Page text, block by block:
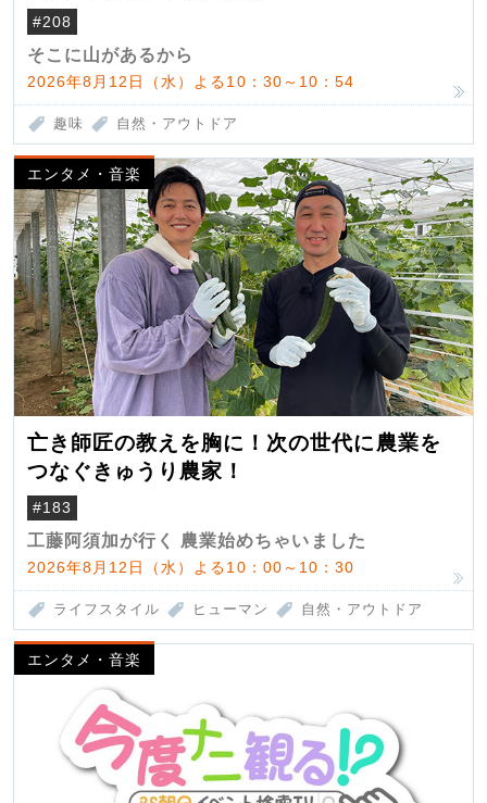
#208
そこに山があるから
2026年8月12日（水）よる10：30～10：54
趣味 自然・アウトドア
エンタメ・音楽
亡き師匠の教えを胸に！次の世代に農業を
つなぐきゅうり農家！
#183
工藤阿須加が行く 農業始めちゃいました
2026年8月12日（水）よる10：00～10：30
ライフスタイル ヒューマン 自然・アウトドア
エンタメ・音楽